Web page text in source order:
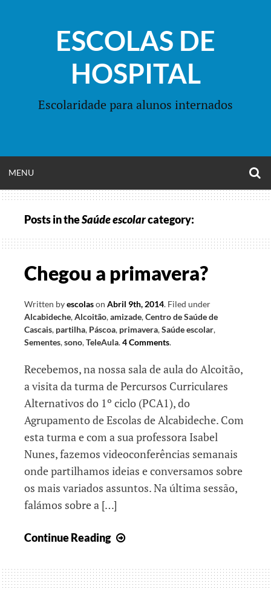
ESCOLAS DE
HOSPITAL
Escolaridade para alunos internados
MENU
MENU
Posts in theSaúde escolarcategory:
Chegou a primavera?
Written byescolason Abril 9th, 2014. Filed under
Alcabideche,Alcoitão,amizade,Centro de Saúde de
Cascais, partilha, Páscoa, primavera,Saúde escolar,
Sementes,sono,TeleAula.4 Comments.
Recebemos, na nossa sala de aula do Alcoitão,
a visita da turma de Percursos Curriculares
Alternativos do 1º ciclo (PCA1), do
Agrupamento de Escolas de Alcabideche. Com
esta turma e com a sua professora Isabel
Nunes, fazemos videoconferências semanais
onde partilhamos ideias e conversamos sobre
os mais variados assuntos. Na última sessão,
falámos sobre a […]
Continue Reading
primavera?